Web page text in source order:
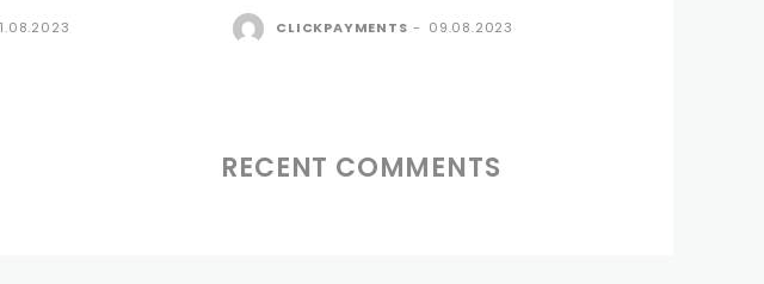
CLICKPAYMENTS - 09.08.2023
RECENT COMMENTS